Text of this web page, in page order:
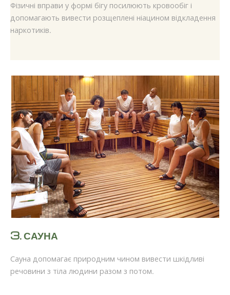
Фізичні вправи у формі бігу посилюють кровообіг і
допомагають вивести розщеплені ніацином відкладення
наркотиків.
3.САУНА
Сауна допомагає природним чином вивести шкідливі
речовини з тіла людини разом з потом.